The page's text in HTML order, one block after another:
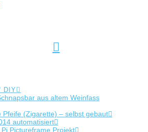
DIY
aus altem Weinfass
Pfeife (Zigarette) – selbst gebaut
automatisiert
Pictureframe Projekt